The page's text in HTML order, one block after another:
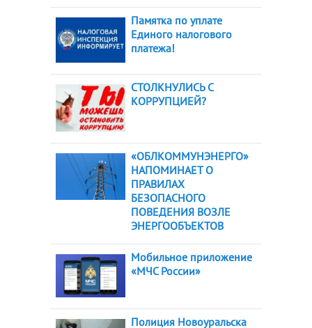
Памятка по уплате
Единого налогового
платежа!
СТОЛКНУЛИСЬ С
КОРРУПЦИЕЙ?
«ОБЛКОММУНЭНЕРГО»
НАПОМИНАЕТ О
ПРАВИЛАХ
БЕЗОПАСНОГО
ПОВЕДЕНИЯ ВОЗЛЕ
ЭНЕРГООБЪЕКТОВ
Мобильное приложение
«МЧС России»
Полиция Новоуральска